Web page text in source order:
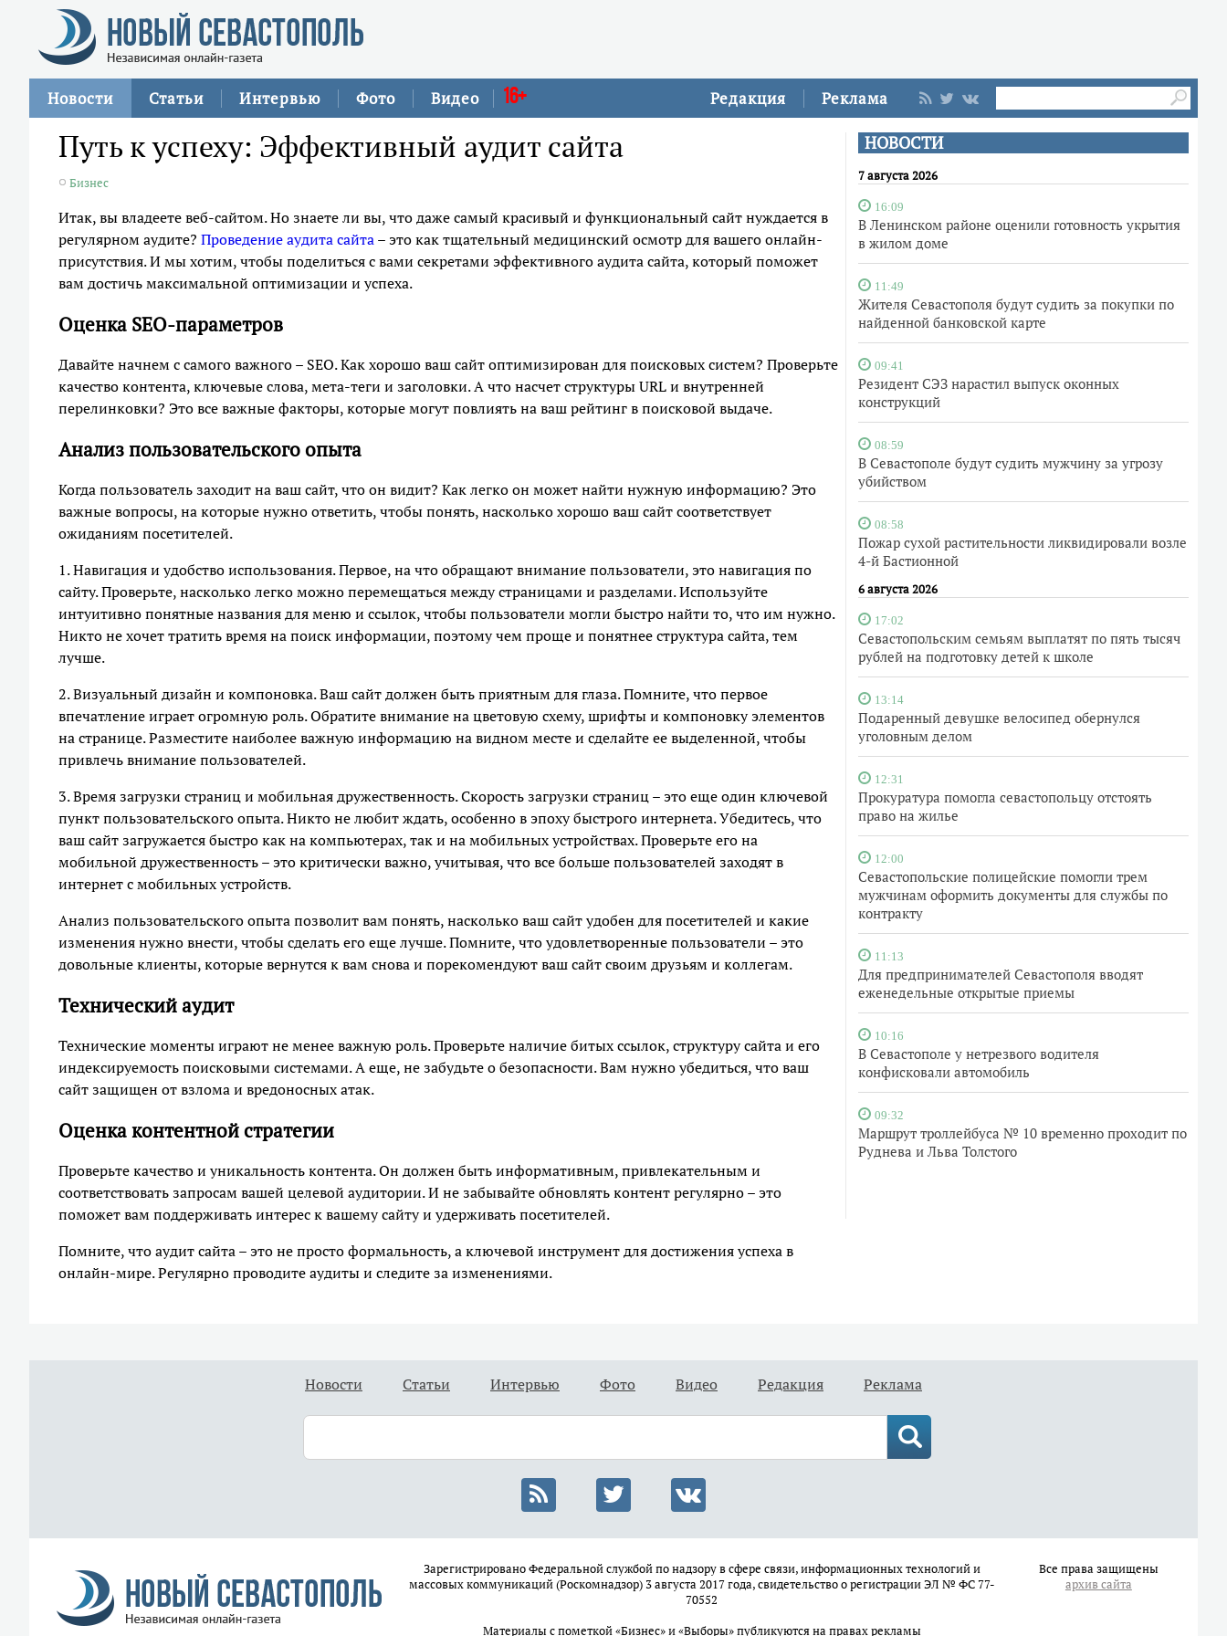
Редакция Реклама
Новости Статьи Интервью Фото Видео 16+
НОВОСТИ
7 августа 2026
16:09
В Ленинском районе оценили готовность укрытия
в жилом доме
11:49
Жителя Севастополя будут судить за покупки по
найденной банковской карте
09:41
Резидент СЭЗ нарастил выпуск оконных
конструкций
08:59
В Севастополе будут судить мужчину за угрозу
убийством
08:58
Пожар сухой растительности ликвидировали возле
4-й Бастионной
6 августа 2026
17:02
Севастопольским семьям выплатят по пять тысяч
рублей на подготовку детей к школе
13:14
Подаренный девушке велосипед обернулся
уголовным делом
12:31
Прокуратура помогла севастопольцу отстоять
право на жилье
12:00
Севастопольские полицейские помогли трем
мужчинам оформить документы для службы по
контракту
11:13
Для предпринимателей Севастополя вводят
еженедельные открытые приемы
10:16
В Севастополе у нетрезвого водителя
конфисковали автомобиль
09:32
Маршрут троллейбуса № 10 временно проходит по
Руднева и Льва Толстого
Путь к успеху: Эффективный аудит сайта
Бизнес
Итак, вы владеете веб-сайтом. Но знаете ли вы, что даже самый красивый и функциональный сайт нуждается в
регулярном аудите? Проведение аудита сайта– это как тщательный медицинский осмотр для вашего онлайн-
присутствия. И мы хотим, чтобы поделиться с вами секретами эффективного аудита сайта, который поможет
вам достичь максимальной оптимизации и успеха.
Оценка SEO-параметров
Давайте начнем с самого важного – SEO. Как хорошо ваш сайт оптимизирован для поисковых систем? Проверьте
качество контента, ключевые слова, мета-теги и заголовки. А что насчет структуры URL и внутренней
перелинковки? Это все важные факторы, которые могут повлиять на ваш рейтинг в поисковой выдаче.
Анализ пользовательского опыта
Когда пользователь заходит на ваш сайт, что он видит? Как легко он может найти нужную информацию? Это
важные вопросы, на которые нужно ответить, чтобы понять, насколько хорошо ваш сайт соответствует
ожиданиям посетителей.
1. Навигация и удобство использования. Первое, на что обращают внимание пользователи, это навигация по
сайту. Проверьте, насколько легко можно перемещаться между страницами и разделами. Используйте
интуитивно понятные названия для меню и ссылок, чтобы пользователи могли быстро найти то, что им нужно.
Никто не хочет тратить время на поиск информации, поэтому чем проще и понятнее структура сайта, тем
лучше.
2. Визуальный дизайн и компоновка. Ваш сайт должен быть приятным для глаза. Помните, что первое
впечатление играет огромную роль. Обратите внимание на цветовую схему, шрифты и компоновку элементов
на странице. Разместите наиболее важную информацию на видном месте и сделайте ее выделенной, чтобы
привлечь внимание пользователей.
3. Время загрузки страниц и мобильная дружественность. Скорость загрузки страниц – это еще один ключевой
пункт пользовательского опыта. Никто не любит ждать, особенно в эпоху быстрого интернета. Убедитесь, что
ваш сайт загружается быстро как на компьютерах, так и на мобильных устройствах. Проверьте его на
мобильной дружественность – это критически важно, учитывая, что все больше пользователей заходят в
интернет с мобильных устройств.
Анализ пользовательского опыта позволит вам понять, насколько ваш сайт удобен для посетителей и какие
изменения нужно внести, чтобы сделать его еще лучше. Помните, что удовлетворенные пользователи – это
довольные клиенты, которые вернутся к вам снова и порекомендуют ваш сайт своим друзьям и коллегам.
Технический аудит
Технические моменты играют не менее важную роль. Проверьте наличие битых ссылок, структуру сайта и его
индексируемость поисковыми системами. А еще, не забудьте о безопасности. Вам нужно убедиться, что ваш
сайт защищен от взлома и вредоносных атак.
Оценка контентной стратегии
Проверьте качество и уникальность контента. Он должен быть информативным, привлекательным и
соответствовать запросам вашей целевой аудитории. И не забывайте обновлять контент регулярно – это
поможет вам поддерживать интерес к вашему сайту и удерживать посетителей.
Помните, что аудит сайта – это не просто формальность, а ключевой инструмент для достижения успеха в
онлайн-мире. Регулярно проводите аудиты и следите за изменениями.
Новости Статьи Интервью Фото Видео Редакция Реклама
Зарегистрировано Федеральной службой по надзору в сфере связи, информационных технологий и
массовых коммуникаций (Роскомнадзор) 3 августа 2017 года, свидетельство о регистрации ЭЛ № ФС 77-
70552
Материалы с пометкой «Бизнес» и «Выборы» публикуются на правах рекламы
Все права защищены
архив сайта